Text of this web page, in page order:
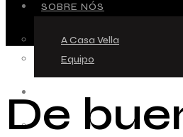
SOBRE NÓS
A Casa Vella
Equipo
Como funciona
De